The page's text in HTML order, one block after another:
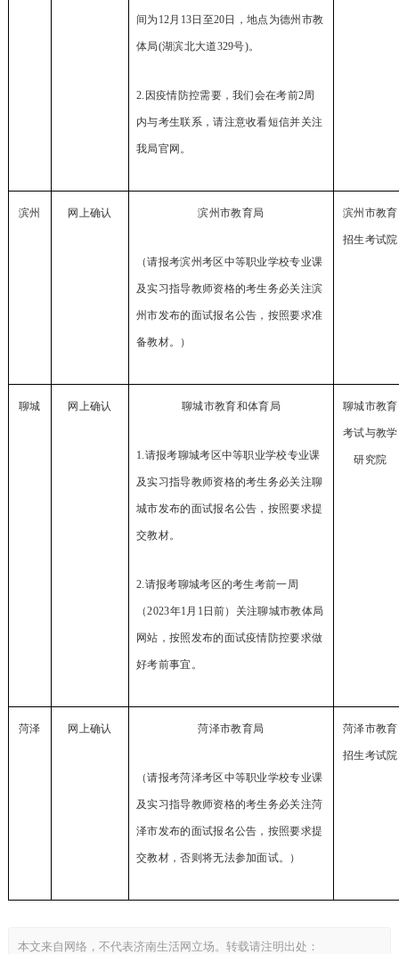
间为12月13日至20日，地点为德州市教
体局(湖滨北大道329号)。
2.因疫情防控需要，我们会在考前2周
内与考生联系，请注意收看短信并关注
我局官网。
滨州 网上确认 滨州市教育局
（请报考滨州考区中等职业学校专业课
及实习指导教师资格的考生务必关注滨
州市发布的面试报名公告，按照要求准
备教材。）
滨州市教育
招生考试院
聊城 网上确认 聊城市教育和体育局
1.请报考聊城考区中等职业学校专业课
及实习指导教师资格的考生务必关注聊
城市发布的面试报名公告，按照要求提
交教材。
2.请报考聊城考区的考生考前一周
（2023年1月1日前）关注聊城市教体局
网站，按照发布的面试疫情防控要求做
好考前事宜。
聊城市教育
考试与教学
研究院
菏泽 网上确认 菏泽市教育局
（请报考菏泽考区中等职业学校专业课
及实习指导教师资格的考生务必关注菏
泽市发布的面试报名公告，按照要求提
交教材，否则将无法参加面试。）
菏泽市教育
招生考试院
本文来自网络，不代表济南生活网立场。转载请注明出处：